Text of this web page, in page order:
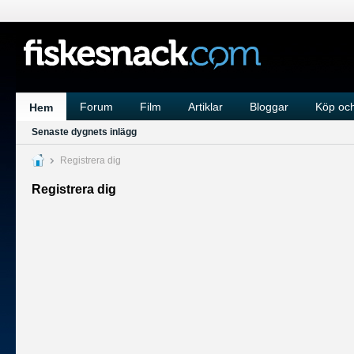
Hem Forum Film Artiklar Bloggar Köp
Senaste dygnets inlägg
Registrera dig
Registrera dig